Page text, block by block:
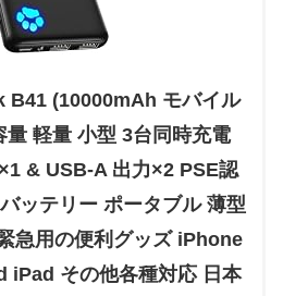
B41 (10000mAh モバイル
量 軽量 小型 3台同時充電
& USB-A 出力×2 PSE認
ッテリー ポータブル 薄型
急用の便利グッズ iPhone
iPad その他各種対応 日本